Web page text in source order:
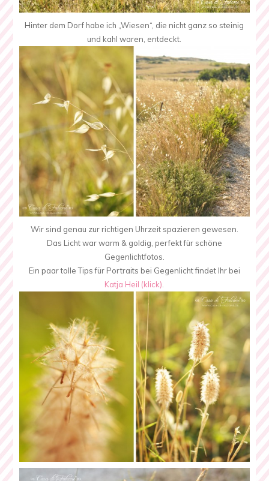
Hinter dem Dorf habe ich „Wiesen“, die nicht ganz so steinig
und kahl waren, entdeckt.
Wir sind genau zur richtigen Uhrzeit spazieren gewesen.
Das Licht war warm & goldig, perfekt für schöne
Gegenlichtfotos.
Ein paar tolle Tips für Portraits bei Gegenlicht findet Ihr bei
Katja Heil (klick)